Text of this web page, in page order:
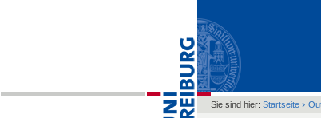
Sie sind hier: Startseite ›